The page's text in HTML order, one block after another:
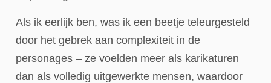
Als ik eerlijk ben, was ik een beetje teleurgesteld
door het gebrek aan complexiteit in de
personages – ze voelden meer als karikaturen
dan als volledig uitgewerkte mensen, waardoor